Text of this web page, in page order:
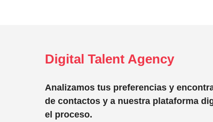
Digital Talent Agency
Analizamos tus preferencias y
de contactos y a nuestra plataforma
el proceso.